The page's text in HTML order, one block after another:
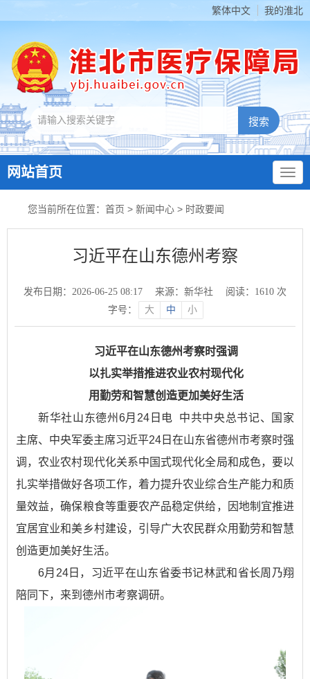
繁体中文 我的淮北
网站首页
您当前所在位置： 首页 > 新闻中心 > 时政要闻
习近平在山东德州考察
发布日期：2026-06-25 08:17 来源：新华社 阅读： 1610 次
字号：
大 中 小
习近平在山东德州考察时强调
以扎实举措推进农业农村现代化
用勤劳和智慧创造更加美好生活
新华社山东德州6月24日电 中共中央总书记、国家
主席、中央军委主席习近平24日在山东省德州市考察时强
调，农业农村现代化关系中国式现代化全局和成色，要以
扎实举措做好各项工作，着力提升农业综合生产能力和质
量效益，确保粮食等重要农产品稳定供给，因地制宜推进
宜居宜业和美乡村建设，引导广大农民群众用勤劳和智慧
创造更加美好生活。
6月24日，习近平在山东省委书记林武和省长周乃翔
陪同下，来到德州市考察调研。